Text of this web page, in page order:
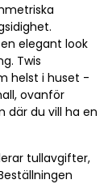
elegant look
Twis
helst i huset -
ovanför
där du vill ha en
tullavgifter,